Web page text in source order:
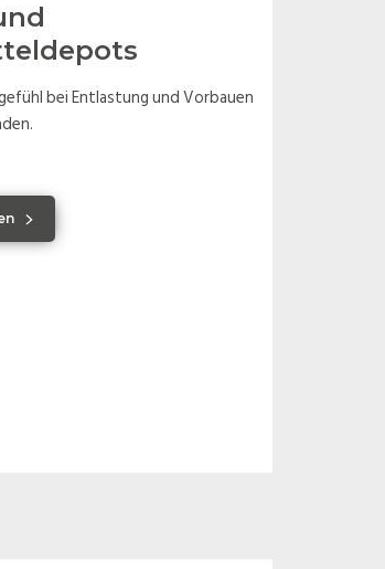
bei Entlastung und Vorbauen